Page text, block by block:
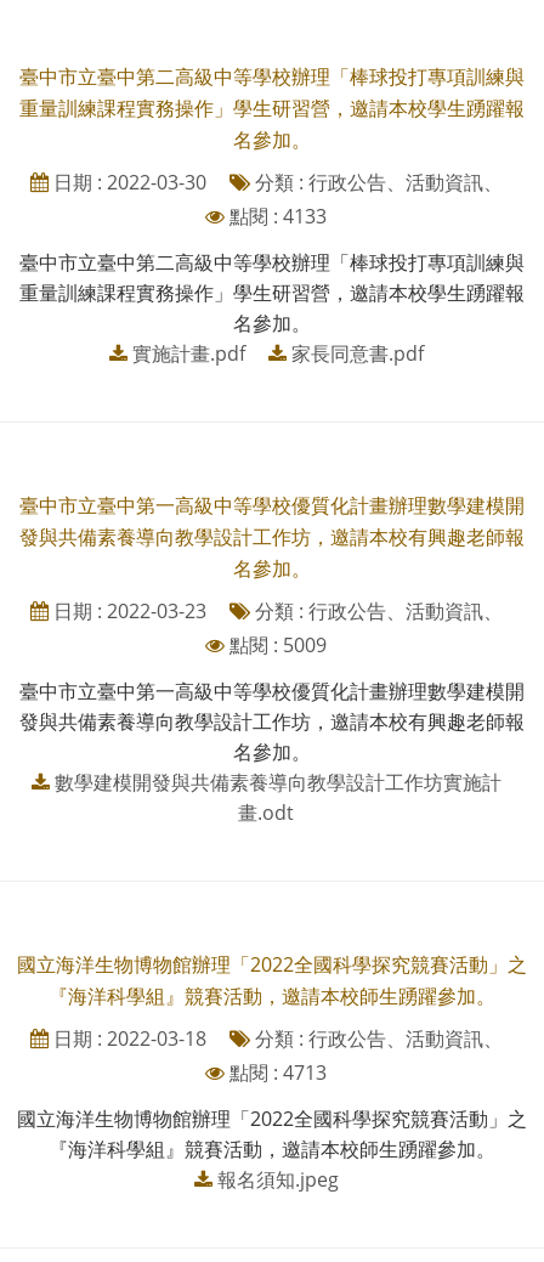
臺中市立臺中第二高級中等學校辦理「棒球投打專項訓練與
重量訓練課程實務操作」學生研習營，邀請本校學生踴躍報
名參加。
日期 : 2022-03-30
分類 : 行政公告、活動資訊、
點閱 : 4133
臺中市立臺中第二高級中等學校辦理「棒球投打專項訓練與
重量訓練課程實務操作」學生研習營，邀請本校學生踴躍報
名參加。
實施計畫.pdf
家長同意書.pdf
臺中市立臺中第一高級中等學校優質化計畫辦理數學建模開
發與共備素養導向教學設計工作坊，邀請本校有興趣老師報
名參加。
日期 : 2022-03-23
分類 : 行政公告、活動資訊、
點閱 : 5009
臺中市立臺中第一高級中等學校優質化計畫辦理數學建模開
發與共備素養導向教學設計工作坊，邀請本校有興趣老師報
名參加。
數學建模開發與共備素養導向教學設計工作坊實施計
畫.odt
國立海洋生物博物館辦理「2022全國科學探究競賽活動」之
『海洋科學組』競賽活動，邀請本校師生踴躍參加。
日期 : 2022-03-18
分類 : 行政公告、活動資訊、
點閱 : 4713
國立海洋生物博物館辦理「2022全國科學探究競賽活動」之
『海洋科學組』競賽活動，邀請本校師生踴躍參加。
報名須知.jpeg